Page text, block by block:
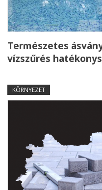
Természetes
vízszűrés
KÖRNYEZET